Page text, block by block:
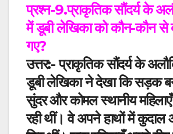
प्रश्न-9.प्राकृतिक सौंदर्य के
में डूबी लेखिका को कौन-कौन से
गए?
उत्तर:- प्राकृतिक सौंदर्य के
डूबी लेखिका ने देखा कि सड़क
सुंदर और कोमल स्थानीय
रही थीं। वे अपने हाथों में कुदाल